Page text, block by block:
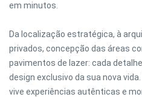
em minutos.
Da localização estratégica, à
privados, concepção das áreas
pavimentos de lazer: cada
design exclusivo da sua nova
vive experiências autênticas e